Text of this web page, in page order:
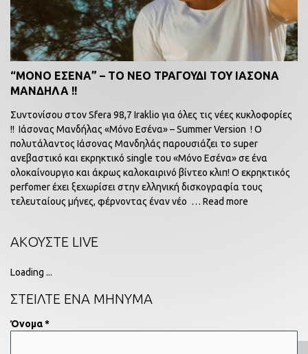
“ΜΟΝΟ ΕΣΕΝΑ” – ΤΟ ΝΕΟ ΤΡΑΓΟΥΔΙ ΤΟΥ ΙΑΣΟΝΑ
ΜΑΝΔΗΛΑ !!
Συντονίσου στον Sfera 98,7 Iraklio για όλες τις νέες κυκλοφορίες
!! Ιάσονας Μανδήλας «Μόνο Εσένα» – Summer Version ! Ο
πολυτάλαντος Ιάσονας Μανδηλάς παρουσιάζει το super
ανεβαστικό και εκρηκτικό single του «Μόνο Εσένα» σε ένα
ολοκαίνουργιο και άκρως καλοκαιρινό βίντεο κλιπ! Ο εκρηκτικός
perfomer έχει ξεχωρίσει στην ελληνική δισκογραφία τους
τελευταίους μήνες, φέρνοντας έναν νέο … Read more
ΑΚΟΥΣΤΕ LIVE
Loading ...
ΣΤΕΙΛΤΕ ΕΝΑ ΜΗΝΥΜΑ
Όνομα *